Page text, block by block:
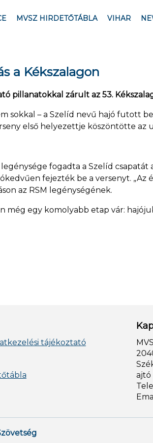
MVSZ HIRDETŐTÁBLA VIHAR
a Kékszalagon
pillanatokkal zárult az 53.
sokkal – a Szelíd nevű hajó futott
első helyezettje köszöntötte az
fogadta a Szelíd
fejezték be a versenyt.
az RSM legénységének.
egy komolyabb etap vár:
tájékoztató
ajtó